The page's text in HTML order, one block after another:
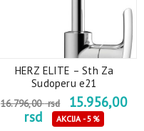
HERZ ELITE – Sth Za
Sudoperu e21
16.796,00rsd
15.956,00
rsd
AKCIJA - 5%